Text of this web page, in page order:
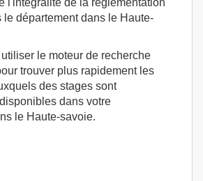
l'intégralité de la réglementation
département dans le Haute-
le moteur de recherche
trouver plus rapidement les
des stages sont
dans votre
le Haute-savoie.